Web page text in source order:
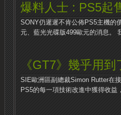
爆料人士 : PS5起
SONY仍遲遲不肯公佈PS5主機的
元、藍光光碟版499歐元的消息。
《GT7》幾乎用
SIE歐洲區副總裁Simon Rutter在
PS5的每一項技術改進中獲得收益